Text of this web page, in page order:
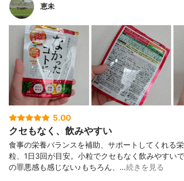
恵未
5.00
クセもなく、飲みやすい
食事の栄養バランスを補助、サポートしてくれる
粒、1日3回が目安。小粒でクセもなく飲みやすい
の罪悪感も感じない♪もちろん、…続きを見る